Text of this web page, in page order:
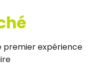
premier expérience